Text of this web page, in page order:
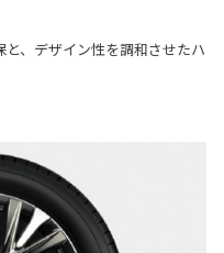
、デザイン性を調和させたハ